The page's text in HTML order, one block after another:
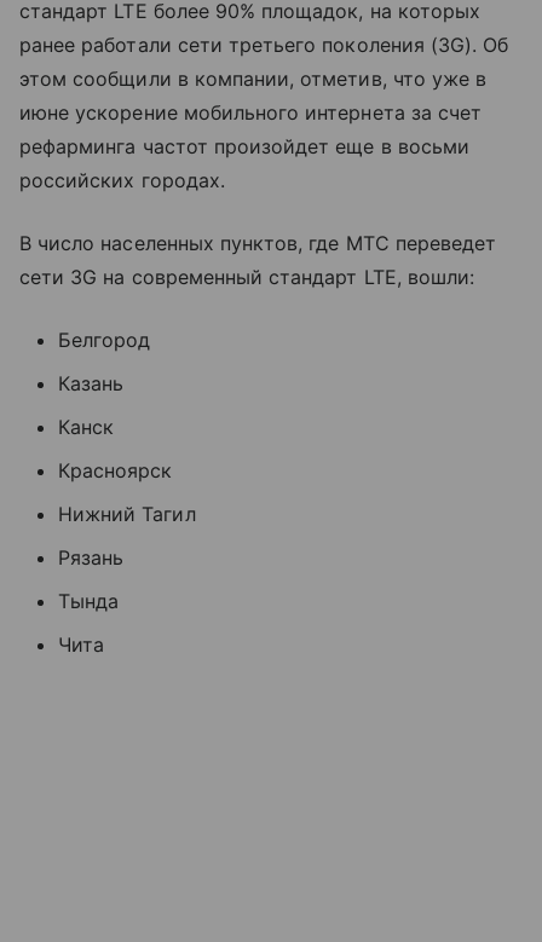
стандарт LTE более 90% площадок, на которых
ранее работали сети третьего поколения (3G). Об
этом сообщили в компании, отметив, что уже в
июне ускорение мобильного интернета за счет
рефарминга частот произойдет еще в восьми
российских городах.
В число населенных пунктов, где МТС переведет
сети 3G на современный стандарт LTE, вошли:
Белгород
Казань
Канск
Красноярск
Нижний Тагил
Рязань
Тында
Чита